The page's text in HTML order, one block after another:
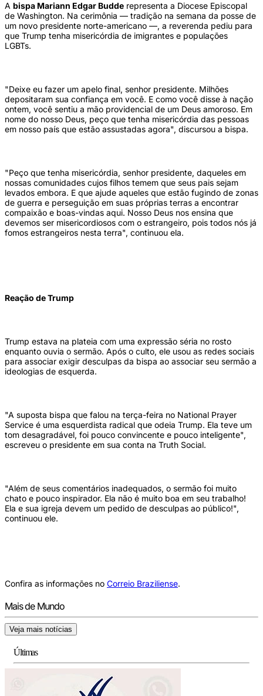
A bispa Mariann Edgar Budde representa a Diocese Episcopal
de Washington. Na cerimônia — tradição na semana da posse de
um novo presidente norte-americano —, a reverenda pediu para
que Trump tenha misericórdia de imigrantes e populações
LGBTs.
"Deixe eu fazer um apelo final, senhor presidente. Milhões
depositaram sua confiança em você. E como você disse à nação
ontem, você sentiu a mão providencial de um Deus amoroso. Em
nome do nosso Deus, peço que tenha misericórdia das pessoas
em nosso país que estão assustadas agora", discursou a bispa.
"Peço que tenha misericórdia, senhor presidente, daqueles em
nossas comunidades cujos filhos temem que seus pais sejam
levados embora. E que ajude aqueles que estão fugindo de zonas
de guerra e perseguição em suas próprias terras a encontrar
compaixão e boas-vindas aqui. Nosso Deus nos ensina que
devemos ser misericordiosos com o estrangeiro, pois todos nós já
fomos estrangeiros nesta terra", continuou ela.
Reação de Trump
Trump estava na plateia com uma expressão séria no rosto
enquanto ouvia o sermão. Após o culto, ele usou as redes sociais
para associar exigir desculpas da bispa ao associar seu sermão a
ideologias de esquerda.
"A suposta bispa que falou na terça-feira no National Prayer
Service é uma esquerdista radical que odeia Trump. Ela teve um
tom desagradável, foi pouco convincente e pouco inteligente",
escreveu o presidente em sua conta na Truth Social.
"Além de seus comentários inadequados, o sermão foi muito
chato e pouco inspirador. Ela não é muito boa em seu trabalho!
Ela e sua igreja devem um pedido de desculpas ao público!",
continuou ele.
Confira as informações no Correio Braziliense.
Mais de Mundo
Veja mais notícias
Últimas